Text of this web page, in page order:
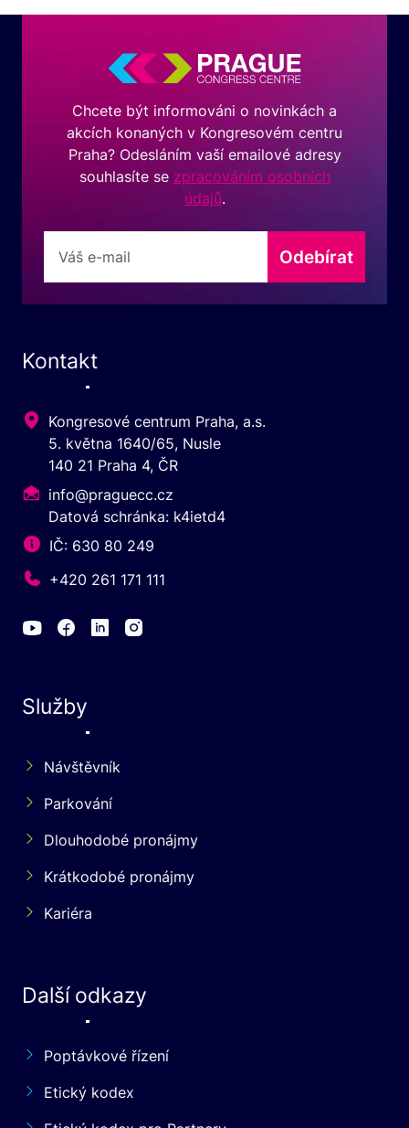
Chcete být informováni o novinkách a
akcích konaných v Kongresovém centru
Praha? Odesláním vaší emailové adresy
souhlasíte se zpracováním osobních
údajů.
Odebírat
Kontakt
Kongresové centrum Praha, a.s.
5. května 1640/65, Nusle
140 21 Praha 4, ČR
info@praguecc.cz
Datová schránka: k4ietd4
IČ: 630 80 249
+420 261 171 111
Služby
Návštěvník
Parkování
Dlouhodobé pronájmy
Krátkodobé pronájmy
Kariéra
Další odkazy
Poptávkové řízení
Etický kodex